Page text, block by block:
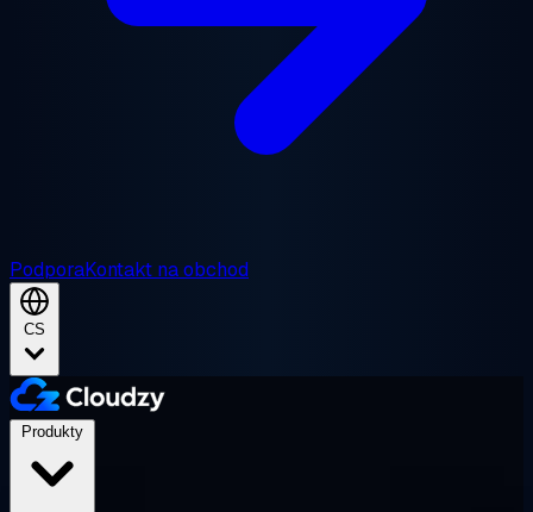
PodporaKontakt na obchod
CS